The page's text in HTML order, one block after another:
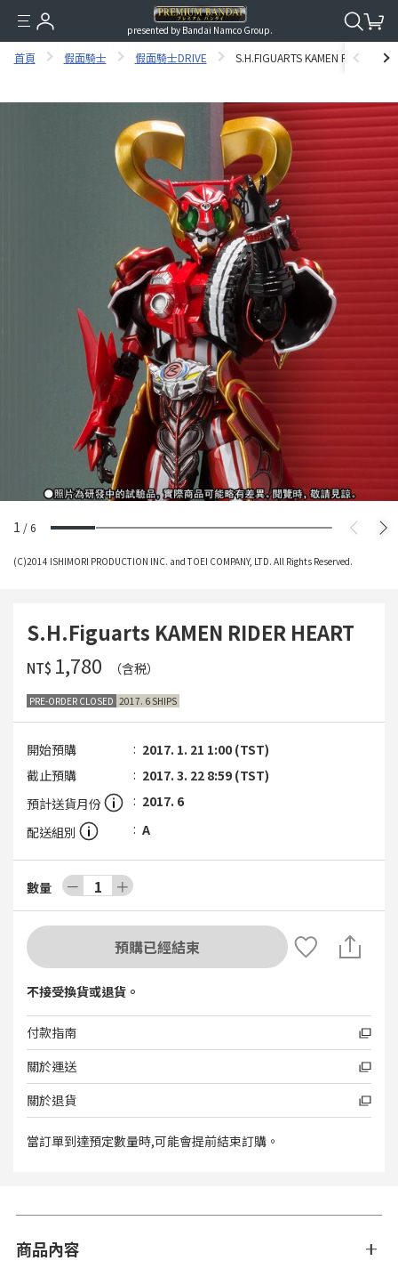
presented by Bandai Namco Group.
首頁 假面騎士 假面騎士DRIVE S.H.FIGUARTS KAMEN RIDER
1 /6
(C)2014 ISHIMORI PRODUCTION INC. and TOEI COMPANY, LTD. All Rights Reserved.
S.H.Figuarts KAMEN RIDER HEART
NT$ ‌1,780 （含税）
PRE-ORDER CLOSED 2017. 6 SHIPS
開始預購
2017. 1. 21 1:00 (TST)
截止預購
2017. 3. 22 8:59 (TST)
預計送貨月份
2017. 6
配送組別
A
數量 － 1 ＋
預購已經結束
不接受換貨或退貨。
付款指南
關於運送
關於退貨
當訂單到達預定數量時,可能會提前結束訂購。
商品內容